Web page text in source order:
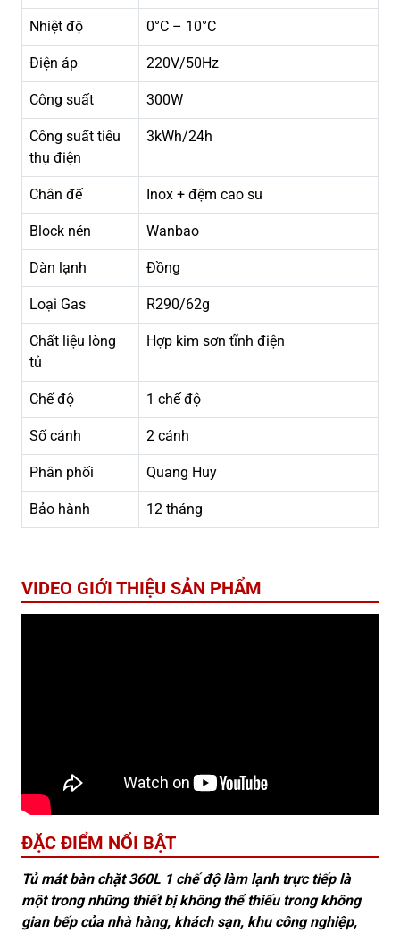
Nhiệt độ 0°C – 10°C
Điện áp 220V/50Hz
Công suất 300W
Công suất tiêu
thụ điện
3kWh/24h
Chân đế Inox + đệm cao su
Block nén Wanbao
Dàn lạnh Đồng
Loại Gas R290/62g
Chất liệu lòng
tủ
Hợp kim sơn tĩnh điện
Chế độ 1 chế độ
Số cánh 2 cánh
Phân phối Quang Huy
Bảo hành 12 tháng
VIDEO GIỚI THIỆU SẢN PHẨM
ĐẶC ĐIỂM NỔI BẬT
Tủ mát bàn chặt 360L 1 chế độ làm lạnh trực tiếp là
một trong những thiết bị không thể thiếu trong không
gian bếp của nhà hàng, khách sạn, khu công nghiệp,